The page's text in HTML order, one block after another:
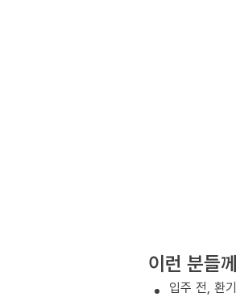
이런 분들
입주 전, 환